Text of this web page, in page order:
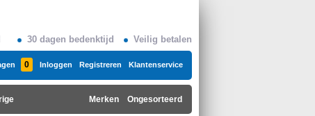
30 dagen bedenktijd Veilig betalen
0 Inloggen Registreren Klantenservice
Ongesorteerd
Merken